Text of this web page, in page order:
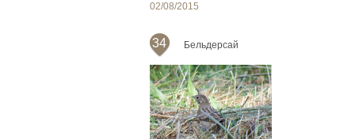
02/08/2015
34 Бельдерсай